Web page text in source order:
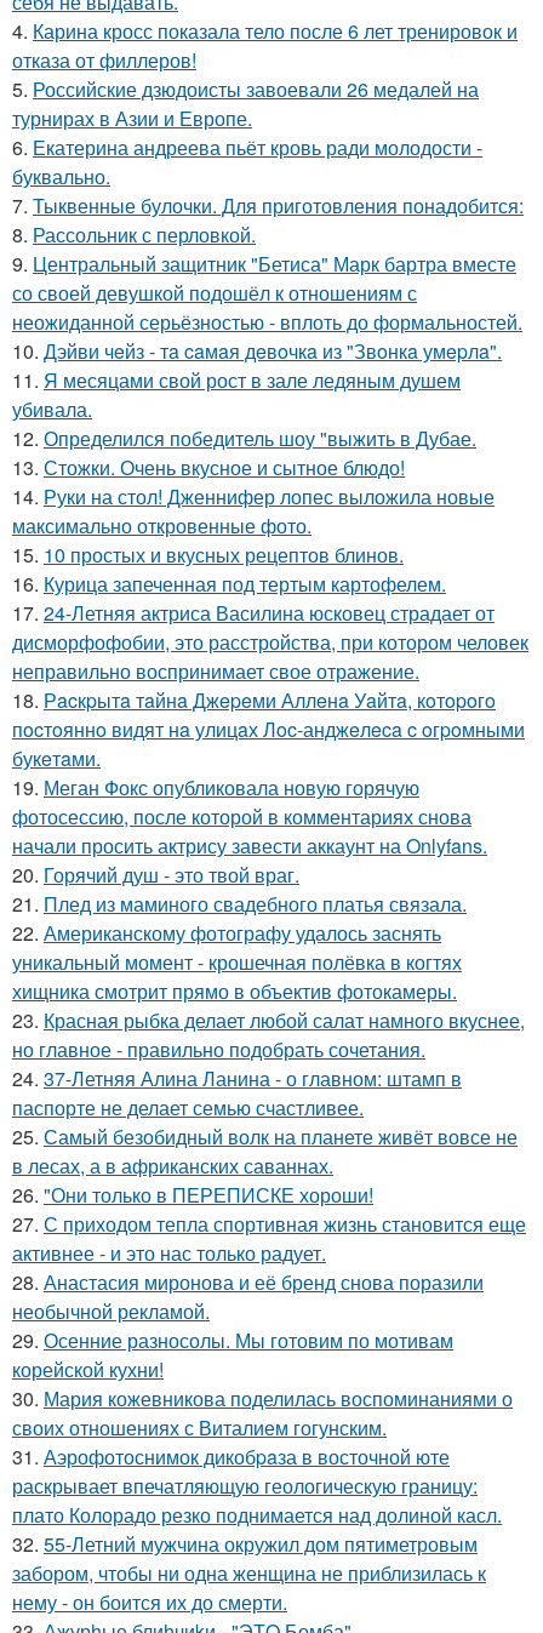
4. Карина кросс показала тело после 6 лет тренировок и
отказа от филлеров!
5. Российские дзюдоисты завоевали 26 медалей на
турнирах в Азии и Европе.
6. Екатерина андреева пьёт кровь ради молодости -
буквально.
7. Тыквенные булочки. Для приготовления понадобится:
8. Рассольник с перловкой.
9. Центральный защитник "Бетиса" Марк бартра вместе
со своей девушкой подошёл к отношениям с
неожиданной серьёзностью - вплоть до формальностей.
10. Дэйви чeйз - тa caмaя дeвoчкa из "Звoнкa умepлa".
11. Я месяцами свой рост в зале ледяным душем
убивала.
12. Определился победитель шоу "выжить в Дубае.
13. Стожки. Очень вкусное и сытное блюдо!
14. Руки на стол! Дженнифер лопес выложила новые
максимально откровенные фото.
15. 10 простых и вкусных рецептов блинов.
16. Курица запеченная под тертым картофелем.
17. 24-Летняя актриса Василина юсковец страдает от
дисморфофобии, это расстройства, при котором человек
неправильно воспринимает свое отражение.
18. Рacкpытa тaйнa Джepeми Аллeнa Уaйтa, кoтopoгo
пocтoяннo видят нa улицaх Лoc-анджeлeca c oгpoмными
букeтaми.
19. Меган Фокс опубликовала новую горячую
фотосессию, после которой в комментариях снова
начали просить актрису завести аккаунт на Onlyfans.
20. Горячий душ - это твой враг.
21. Плед из маминого свадебного платья связала.
22. Американскому фотографу удалось заснять
уникальный момент - крошечная полёвка в когтях
хищника смотрит прямо в объектив фотокамеры.
23. Красная рыбка делает любой салат намного вкуснее,
но главное - правильно подобрать сочетания.
24. 37-Летняя Алина Ланина - о главном: штамп в
паспорте не делает семью счастливее.
25. Самый безобидный волк на планете живёт вовсе не
в лесах, а в африканских саваннах.
26. "Они только в ПЕРЕПИСКЕ хороши!
27. С приходом тепла спортивная жизнь становится еще
активнее - и это нас только радует.
28. Анастасия миронова и её бренд снова поразили
необычной рекламой.
29. Осенние разносолы. Мы готовим по мотивам
корейской кухни!
30. Мария кожевникова поделилась воспоминаниями о
своих отношениях с Виталием гогунским.
31. Аэрофотоснимок дикобpaза в восточной юте
раскрывает впечатляющую геологическую границу:
плато Колорадо резко поднимается над долиной касл.
32. 55-Летний мужчина окружил дом пятиметровым
забором, чтобы ни одна женщина не приблизилась к
нему - он боится их до смерти.